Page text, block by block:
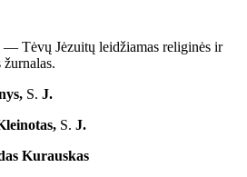
Jėzuitų leidžiamas religinės ir
S. J.
S. J.
Kurauskas